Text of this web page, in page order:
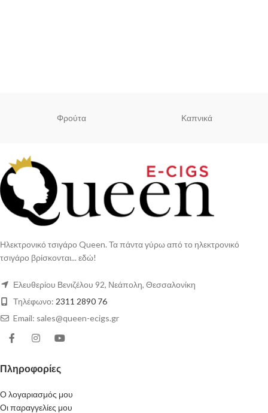
Φρούτα Καπνικά
Ηλεκτρονικό τσιγάρο Queen. Τα πάντα γύρω από το ηλεκτρονικό
τσιγάρο βρίσκονται... εδώ!
Ελευθερίου Βενιζέλου 92, Νεάπολη, Θεσσαλονίκη
Τηλέφωνο: 2311 2890 76
Email: sales@queen-ecigs.gr
Πληροφορίες
Ο λογαριασμός μου
Οι παραγγελίες μου